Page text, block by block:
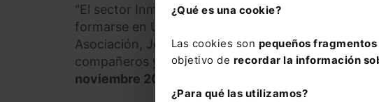
¿Qué es una cookie?
Las cookies son pequeños
objetivo de recordar la información
¿Para qué las utilizamos?
"El sector Inmobiliario y de la Construcción se
formarse en Urbanismo por el trabajo que
Asociación, José María García Gutiérrez, el cual
compañeros y técnicos, se vuelve a convocar el
noviembre 2015 en Madrid